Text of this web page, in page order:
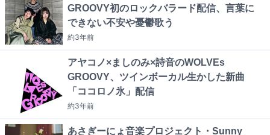
GROOVY初のロックバラード配信、言葉に
できない不安や憂鬱歌う
約3年前
アヤコノ×ましのみ×詩音のWOLVEs
GROOVY、ツインボーカル生かした新曲
「ココロノ氷」配信
約3年前
あさぎーにょ音楽プロジェクト・Sunny